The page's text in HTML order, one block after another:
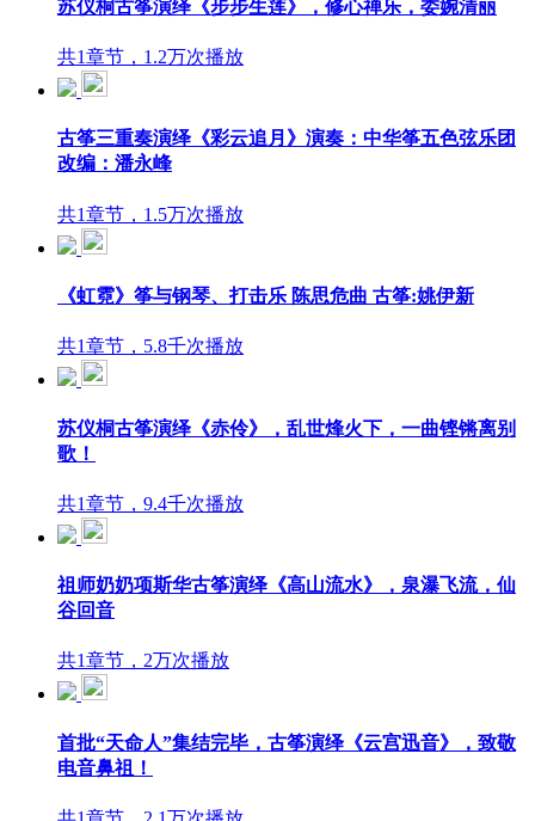
苏仪桐古筝演绎《步步生莲》，修心禅乐，委婉清丽
共1章节，1.2万次播放
古筝三重奏演绎《彩云追月》演奏：中华筝五色弦乐团
改编：潘永峰
共1章节，1.5万次播放
《虹霓》筝与钢琴、打击乐 陈思危曲 古筝:姚伊新
共1章节，5.8千次播放
苏仪桐古筝演绎《赤伶》，乱世烽火下，一曲铿锵离别
歌！
共1章节，9.4千次播放
祖师奶奶项斯华古筝演绎《高山流水》，泉瀑飞流，仙
谷回音
共1章节，2万次播放
首批“天命人”集结完毕，古筝演绎《云宫迅音》，致敬
电音鼻祖！